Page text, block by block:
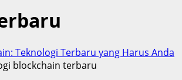
Teknologi Terbaru yang Harus Anda